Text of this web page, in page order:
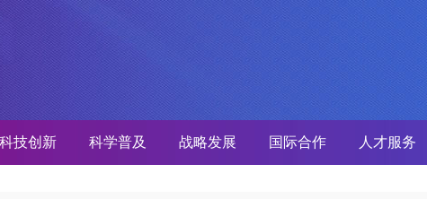
科技创新 科学普及 战略发展 国际合作 人才服务